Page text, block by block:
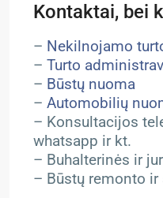
Kontaktai, bei
– Nekilnojamo
– Turto
– Būstų nuoma
– Automobilių
– Konsultacijos
whatsapp ir kt.
– Buhalterinės ir
– Būstų remonto